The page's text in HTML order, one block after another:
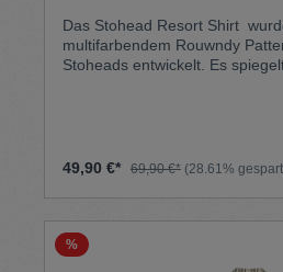
Das Stohead Resort Shirt
multifarbendem Rouwndy
Stoheads entwickelt. Es spiegelt seine
so aufbereitet, als hätte
kein Druckfehler, sondern Teil des einzigartigen
Looks. Das Shirt besteht
Herstellers LENZING ECOVERO und ist
weiches und leichtes Material
49,90 €* 69,90 €* (28.61%
%